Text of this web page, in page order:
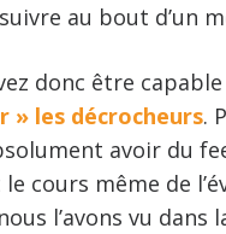
au bout d’un
donc être
» les décrocheurs.
avoir du
cours même de
l’avons vu dans